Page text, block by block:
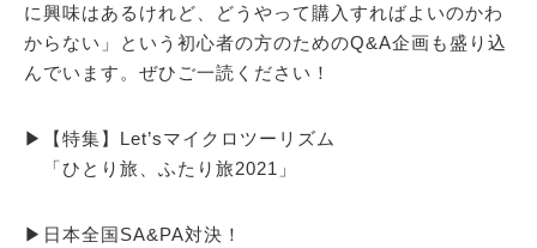
に興味はあるけれど、どうやって購入すればよいのかわ
からない」という初心者の方のためのQ&A企画も盛り込
んでいます。ぜひご一読ください！
▶【特集】Let’sマイクロツーリズム
「ひとり旅、ふたり旅2021」
▶日本全国SA&PA対決！